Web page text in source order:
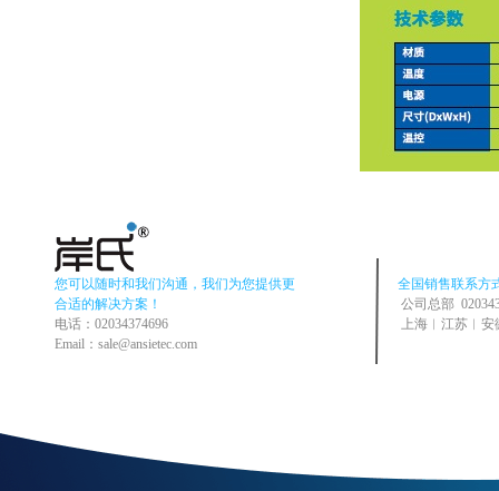
您可以随时和我们沟通，我们为您提供更
合适的解决方案！
电话：02034374696
Email：sale@ansietec.com
全国销售联系方
公司总部
上海︱江苏︱安